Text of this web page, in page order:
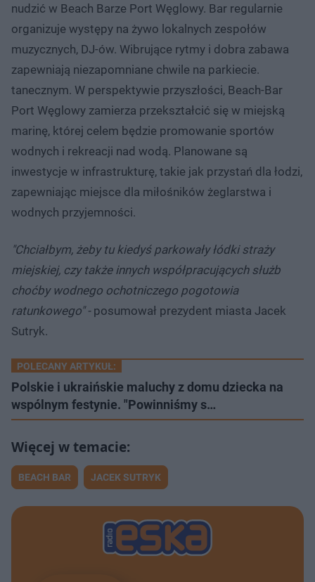
nudzić w Beach Barze Port Węglowy. Bar regularnie
organizuje występy na żywo lokalnych zespołów
muzycznych, DJ-ów. Wibrujące rytmy i dobra zabawa
zapewniają niezapomniane chwile na parkiecie.
tanecznym. W perspektywie przyszłości, Beach-Bar
Port Węglowy zamierza przekształcić się w miejską
marinę, której celem będzie promowanie sportów
wodnych i rekreacji nad wodą. Planowane są
inwestycje w infrastrukturę, takie jak przystań dla łodzi,
zapewniając miejsce dla miłośników żeglarstwa i
wodnych przyjemności.
"Chciałbym, żeby tu kiedyś parkowały łódki straży
miejskiej, czy także innych współpracujących służb
choćby wodnego ochotniczego pogotowia
ratunkowego" -posumował prezydent miasta Jacek
Sutryk.
POLECANY ARTYKUŁ:
Polskie i ukraińskie maluchy z domu dziecka na
wspólnym festynie. "Powinniśmy s…
BEACH BAR JACEK SUTRYK